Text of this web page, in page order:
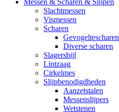
Messen & Scharen & Slijpen
Slachtmessen
Vismessen
Scharen
Gevogeltescharen
Diverse scharen
Slagersbijl
Lintzaag
Cirkelmes
Slijpbenodigdheden
Aanzetstalen
Messenslijpers
Wetstenen